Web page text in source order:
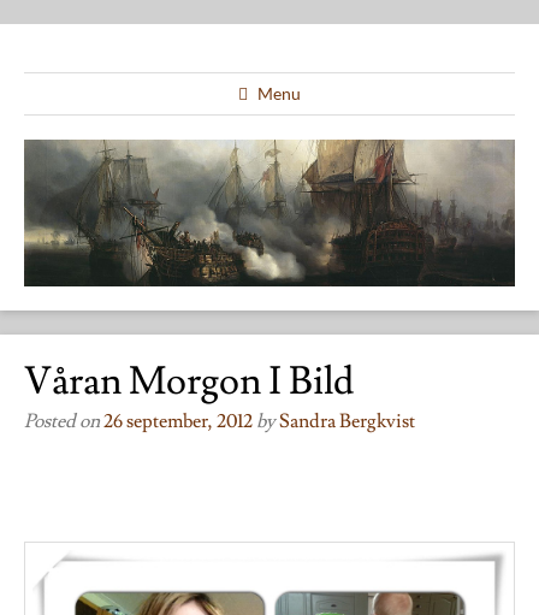
Menu
Våran Morgon I Bild
Posted on26 september, 2012 bySandra Bergkvist